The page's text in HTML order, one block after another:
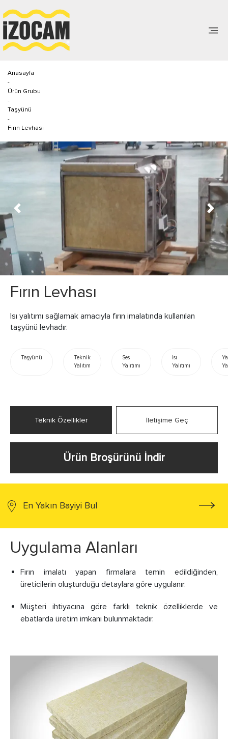
Anasayfa
-
Ürün Grubu
-
Taşyünü
-
Fırın Levhası
Previous Next
Fırın Levhası
Isı yalıtımı sağlamak amacıyla fırın imalatında kullanılan
taşyünü levhadır.
Taşyünü
Teknik
Yalıtım
Ses
Yalıtımı
Isı
Yalıtımı
Teknik Özellikler İletişime Geç
Ürün Broşürünü İndir
En Yakın Bayiyi Bul
Uygulama Alanları
Fırın imalatı yapan firmalara temin edildiğinden,
üreticilerin oluşturduğu detaylara göre uygulanır.
Müşteri ihtiyacına göre farklı teknik özelliklerde ve
ebatlarda üretim imkanı bulunmaktadır.